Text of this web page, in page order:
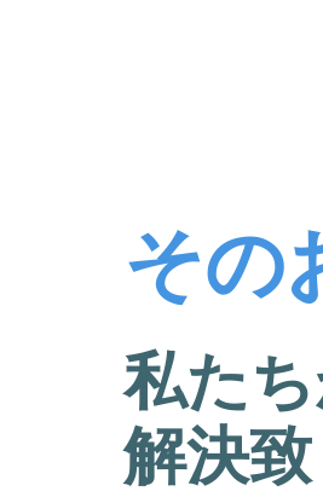
その
私た
解決致